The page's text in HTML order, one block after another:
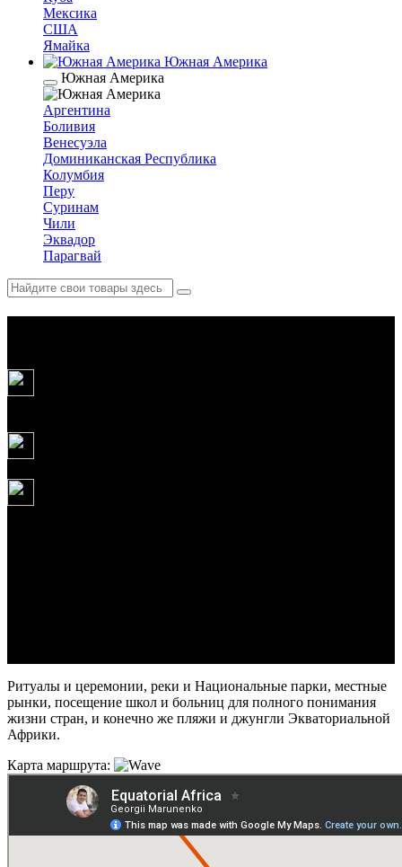
Мексика
США
Ямайка
Южная Америка
Южная Америка
Аргентина
Боливия
Венесуэла
Доминиканская Республика
Колумбия
Перу
Суринам
Чили
Эквадор
Парагвай
Ритуалы и церемонии, реки и Национальные парки, местные
рынки, посещение школ и больниц для полного понимания
жизни стран, и конечно же пляжи и джунгли Экваториальной
Африки.
Карта маршрута: